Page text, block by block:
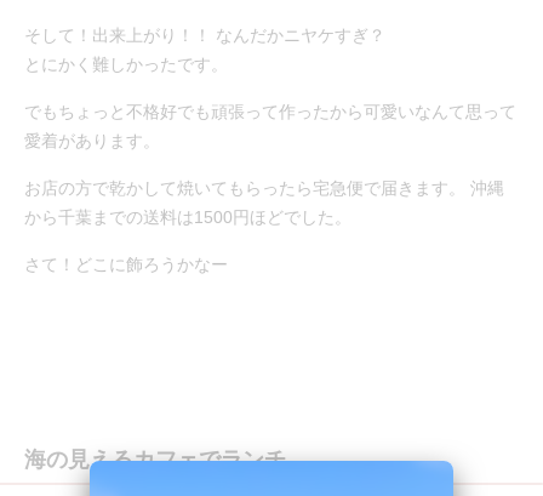
そして！出来上がり！！ なんだかニヤケすぎ？
とにかく難しかったです。
でもちょっと不格好でも頑張って作ったから可愛いなんて思って
愛着があります。
お店の方で乾かして焼いてもらったら宅急便で届きます。 沖縄
から千葉までの送料は1500円ほどでした。
さて！どこに飾ろうかなー
海の見えるカフェでランチ